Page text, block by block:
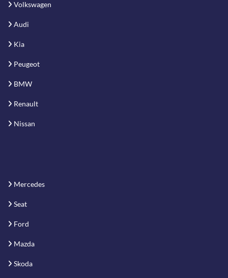
Volkswagen
Audi
Kia
Peugeot
BMW
Renault
Nissan
Mercedes
Seat
Ford
Mazda
Skoda